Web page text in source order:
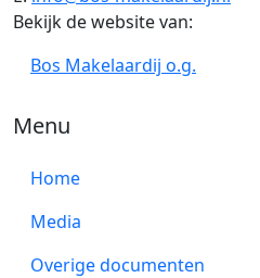
Bekijk de website van:
Bos Makelaardij o.g.
Menu
Home
Media
Overige documenten